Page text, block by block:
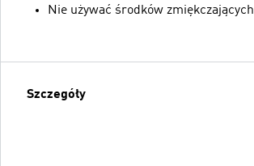
Nie używać środków zmiękczających
Szczegóły